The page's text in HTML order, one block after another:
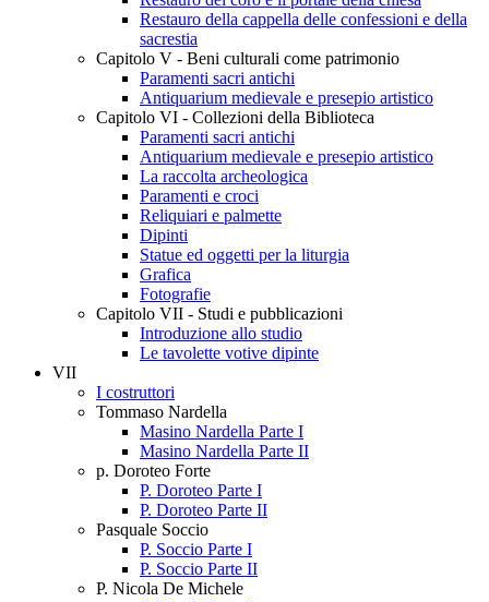
Restauro della cappella delle confessioni e della
sacrestia
Capitolo V - Beni culturali come patrimonio
Paramenti sacri antichi
Antiquarium medievale e presepio artistico
Capitolo VI - Collezioni della Biblioteca
Paramenti sacri antichi
Antiquarium medievale e presepio artistico
La raccolta archeologica
Paramenti e croci
Reliquiari e palmette
Dipinti
Statue ed oggetti per la liturgia
Grafica
Fotografie
Capitolo VII - Studi e pubblicazioni
Introduzione allo studio
Le tavolette votive dipinte
VII
I costruttori
Tommaso Nardella
Masino Nardella Parte I
Masino Nardella Parte II
p. Doroteo Forte
P. Doroteo Parte I
P. Doroteo Parte II
Pasquale Soccio
P. Soccio Parte I
P. Soccio Parte II
P. Nicola De Michele